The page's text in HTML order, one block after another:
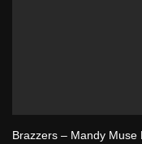
Brazzers – Mandy Muse